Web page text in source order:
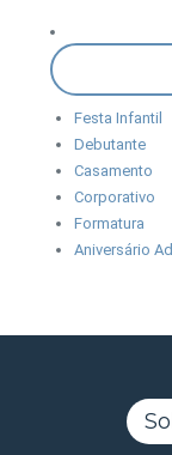
Festa Infantil
Debutante
Casamento
Corporativo
Formatura
Aniversário